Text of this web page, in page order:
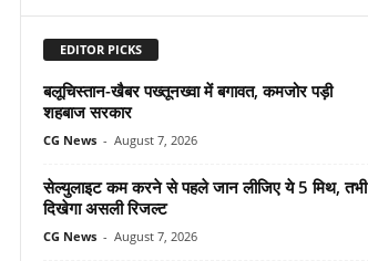
EDITOR PICKS
बलूचिस्तान-खैबर पख्तूनख्वा में बगावत, कमजोर पड़ी
शहबाज सरकार
CG News - August 7, 2026
सेल्युलाइट कम करने से पहले जान लीजिए ये 5 मिथ, तभी
दिखेगा असली रिजल्ट
CG News - August 7, 2026